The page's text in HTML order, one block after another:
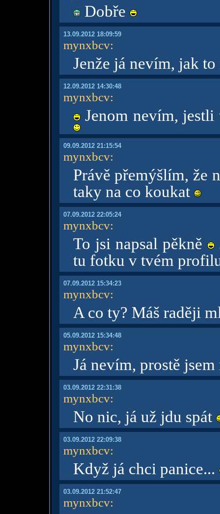
Dobře
13.09.2012 18:09:59
mynxbcv:
Jenže já nevím, jak
12.09.2012 14:30:48
mynxbcv:
Jenom nevím, jestli
09.09.2012 21:15:54
mynxbcv:
Právě přemýšlím, že
taky na co koukat
07.09.2012 22:05:24
mynxbcv:
To jsi napsal pěkně
tu fotku v tvém
07.09.2012 15:34:23
mynxbcv:
A co ty? Máš raději
05.09.2012 15:34:48
mynxbcv:
Já nevím, prostě
03.09.2012 22:31:38
mynxbcv:
No nic, já už jdu spát
03.09.2012 22:09:38
mynxbcv:
Když já chci panice...
03.09.2012 21:52:47
mynxbcv: